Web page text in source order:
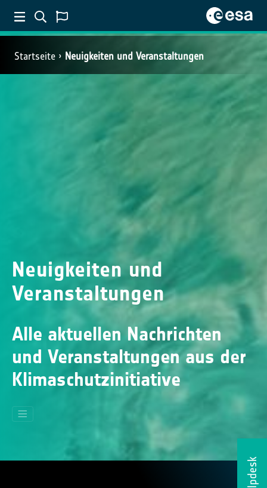
Startseite Neuigkeiten und Veranstaltungen
Helpdesk
Neuigkeiten und
Veranstaltungen
Alle aktuellen Nachrichten
und Veranstaltungen aus der
Klimaschutzinitiative